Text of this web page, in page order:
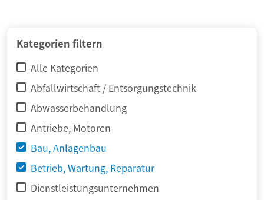
Kategorien filtern
Alle Kategorien
Abfallwirtschaft / Entsorgungstechnik
Abwasserbehandlung
Antriebe, Motoren
Bau, Anlagenbau
Betrieb, Wartung, Reparatur
Dienstleistungsunternehmen